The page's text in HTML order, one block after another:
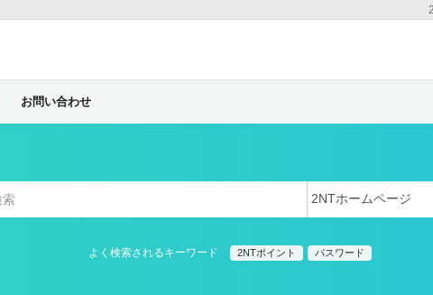
お問い合わせ
よく検索されるキーワード 2NTポイント パスワード